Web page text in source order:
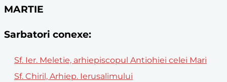
MARTIE
Sarbatori conexe:
Sf. Ier. Meletie, arhiepiscopul Antiohiei celei Mari
Sf. Chiril, Arhiep. Ierusalimului